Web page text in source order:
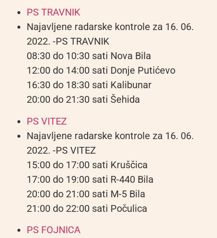
PS TRAVNIK
Najavljene radarske kontrole za 16. 06.
2022. -PS TRAVNIK
08:30 do 10:30 sati Nova Bila
12:00 do 14:00 sati Donje Putićevo
16:30 do 18:30 sati Kalibunar
20:00 do 21:30 sati Šehida
PS VITEZ
Najavljene radarske kontrole za 16. 06.
2022. -PS VITEZ
15:00 do 17:00 sati Kruščica
17:00 do 19:00 sati R-440 Bila
20:00 do 21:00 sati M-5 Bila
21:00 do 22:00 sati Počulica
PS FOJNICA